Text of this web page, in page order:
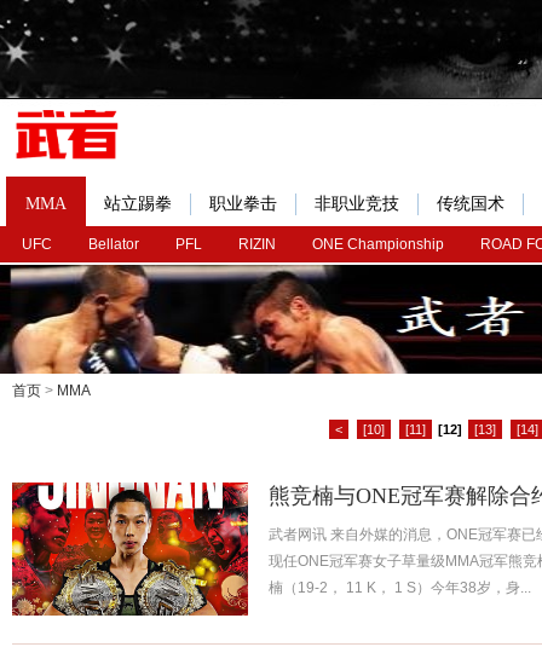
MMA
UFC Bellator PFL RIZIN ONE Championship ROAD
站立踢拳 职业拳击 非职业竞技 传统国术
首页 > MMA
< [10] [11] [12] [13] [14]
熊竞楠与ONE冠军赛解除合
武者网讯 来自外媒的消息，ONE冠军赛
现任ONE冠军赛女子草量级MMA冠军熊
楠（19-2， 11 K， 1 S）今年38岁，身...